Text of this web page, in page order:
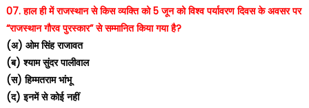
07. हाल ही में राजस्थान से किस व्यक्ति को 5 जून को विश्व पर्यावरण दिवस के अवसर पर
“राजस्थान गौरव पुरस्कार” से सम्मानित किया गया है?
(अ) ओम सिंह राजावत
(ब) श्याम सुंदर पालीवाल
(स) हिम्मतराम भांभू
(द) इनमें से कोई नहीं